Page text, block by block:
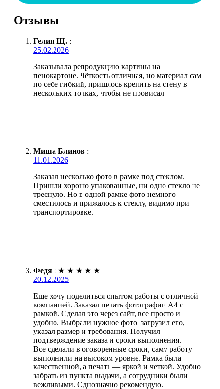
Отзывы
Гелия Щ. :
25.02.2026
Заказывала репродукцию картины на
пенокартоне. Чёткость отличная, но материал сам
по себе гибкий, пришлось крепить на стену в
нескольких точках, чтобы не провисал.
Миша Блинов :
11.01.2026
Заказал несколько фото в рамке под стеклом.
Пришли хорошо упакованные, ни одно стекло не
треснуло. Но в одной рамке фото немного
сместилось и прижалось к стеклу, видимо при
транспортировке.
Федя : ★ ★ ★ ★ ★
20.12.2025
Еще хочу поделиться опытом работы с отличной
компанией. Заказал печать фотографии А4 с
рамкой. Сделал это через сайт, все просто и
удобно. Выбрали нужное фото, загрузил его,
указал размер и требования. Получил
подтверждение заказа и сроки выполнения.
Все сделали в оговоренные сроки, саму работу
выполнили на высоком уровне. Рамка была
качественной, а печать — яркой и четкой. Удобно
забрать из пункта выдачи, а сотрудники были
вежливыми. Однозначно рекомендую.